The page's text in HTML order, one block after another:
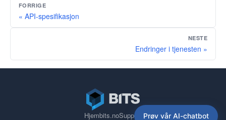
FORRIGE
« API-spesifikasjon
NESTE
Endringer i tjenesten »
Hjembits.noSupport Prøv vår AI-chatbot